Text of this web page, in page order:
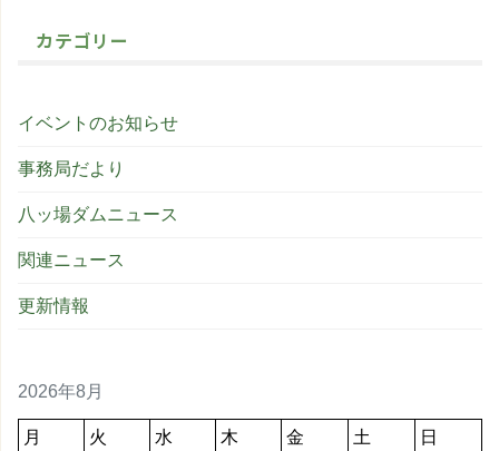
カテゴリー
イベントのお知らせ
事務局だより
八ッ場ダムニュース
関連ニュース
更新情報
2026年8月
月 火 水 木 金 土
日